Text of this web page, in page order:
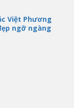
Việt Phương
ngỡ ngàng